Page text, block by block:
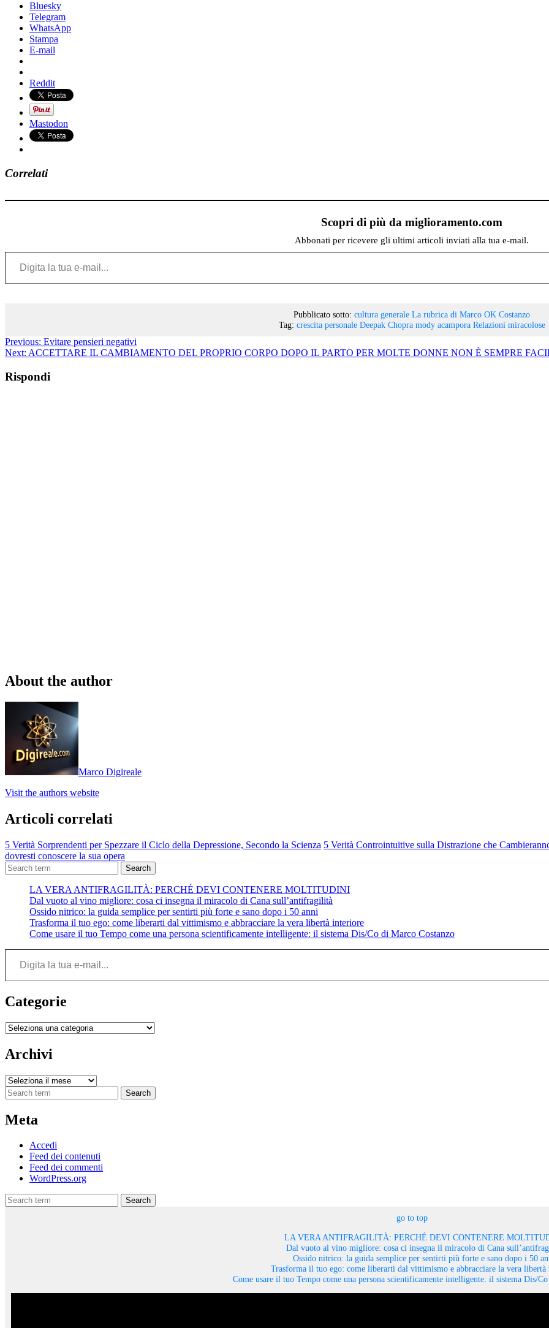
Bluesky
Telegram
WhatsApp
Stampa
E-mail
Reddit
Mastodon
Correlati
Scopri di più da miglioramento.com
Abbonati per ricevere gli ultimi articoli inviati alla tua e-mail.
Digita la tua e-mail...
Pubblicato sotto: cultura generale La rubrica di Marco OK Costanzo
Tag: crescita personale Deepak Chopra mody acampora Relazioni miracolose
Previous: Evitare pensieri negativi
Next: ACCETTARE IL CAMBIAMENTO DEL PROPRIO CORPO DOPO IL PARTO PER MOLTE DONNE NON È SEMPRE
Rispondi
About the author
Marco Digireale
Visit the authors website
Articoli correlati
5 Verità Sorprendenti per Spezzare il Ciclo della Depressione, Secondo la Scienza 5 Verità Controintuitive sulla Distrazione che
dovresti conoscere la sua opera
Search
LA VERA ANTIFRAGILITÀ: PERCHÉ DEVI CONTENERE MOLTITUDINI
Dal vuoto al vino migliore: cosa ci insegna il miracolo di Cana sull’antifragilità
Ossido nitrico: la guida semplice per sentirti più forte e sano dopo i 50 anni
Trasforma il tuo ego: come liberarti dal vittimismo e abbracciare la vera libertà interiore
Come usare il tuo Tempo come una persona scientificamente intelligente: il sistema Dis/Co di Marco Costanzo
Digita la tua e-mail...
Categorie
Categorie
Archivi
Archivi
Search
Meta
Accedi
Feed dei contenuti
Feed dei commenti
WordPress.org
Search
go to top
LA VERA ANTIFRAGILITÀ: PERCHÉ DEVI CONTENERE
Dal vuoto al vino migliore: cosa ci insegna il miracolo di Cana
Ossido nitrico: la guida semplice per sentirti più forte e sano dopo i 50
Trasforma il tuo ego: come liberarti dal vittimismo e abbracciare la vera libertà
Come usare il tuo Tempo come una persona scientificamente intelligente: il sistema Dis/